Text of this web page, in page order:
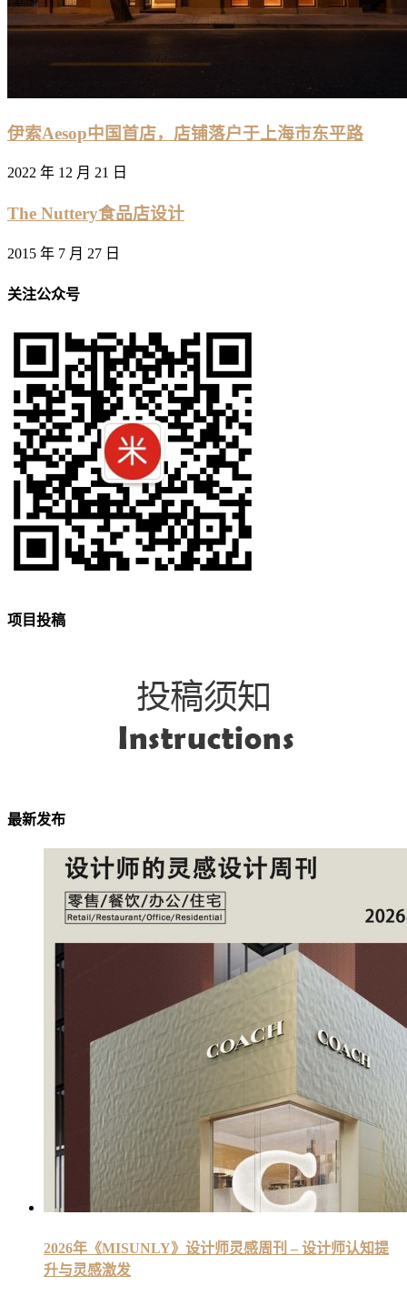
伊索Aesop中国首店，店铺落户于上海市东平路
2022 年 12 月 21 日
The Nuttery食品店设计
2015 年 7 月 27 日
关注公众号
项目投稿
最新发布
2026年《MISUNLY》设计师灵感周刊 – 设计师认知提
升与灵感激发